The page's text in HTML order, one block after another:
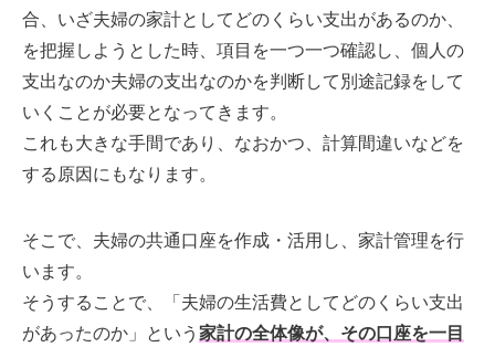
合、いざ夫婦の家計としてどのくらい支出があるのか、
を把握しようとした時、項目を一つ一つ確認し、個人の
支出なのか夫婦の支出なのかを判断して別途記録をして
いくことが必要となってきます。
これも大きな手間であり、なおかつ、計算間違いなどを
する原因にもなります。
そこで、夫婦の共通口座を作成・活用し、家計管理を行
います。
そうすることで、「夫婦の生活費としてどのくらい支出
があったのか」という 家計の全体像が、その口座を一目